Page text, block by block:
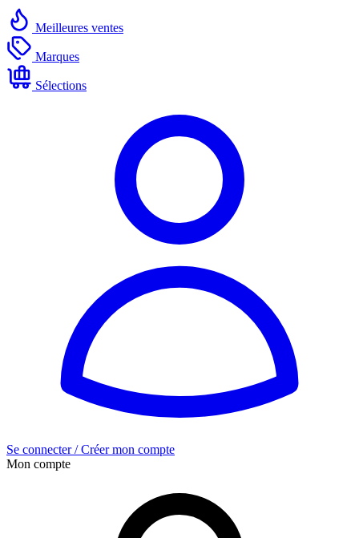
Meilleures ventes
Marques
Sélections
Se connecter / Créer mon compte
Mon compte